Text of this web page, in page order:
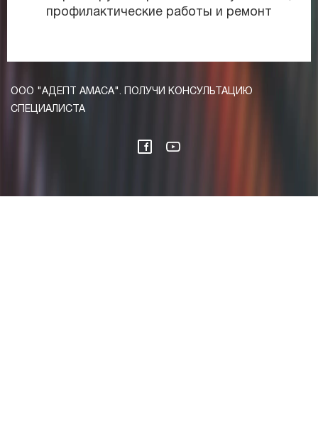
профилактические работы и ремонт
ООО "АДЕПТ АМАСА". ПОЛУЧИ КОНСУЛЬТАЦИЮ
СПЕЦИАЛИСТА